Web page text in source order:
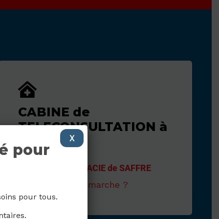
CABINE de
TELECONSULTATION à
SAFFRE
RDV > PHARMACIE de SAFFRE
Comment ça marche ?
pour
pour tous.
X